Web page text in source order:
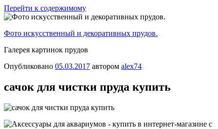
Перейти к содержимому
Фото искусственный и декоративных прудов.
Галерея картинок прудов
Опубликовано 05.03.2017 автором alex74
сачок для чистки пруда купить